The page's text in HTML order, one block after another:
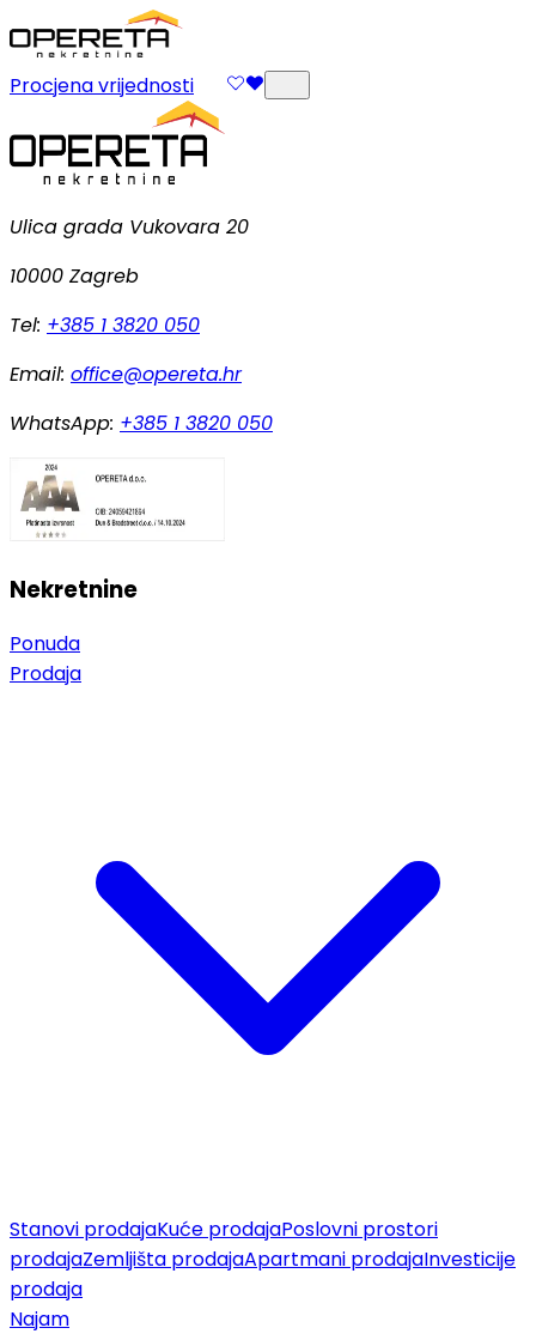
Procjena vrijednosti
Ulica grada Vukovara 20
10000 Zagreb
Tel: +385 1 3820 050
Email: office@opereta.hr
WhatsApp: +385 1 3820 050
Nekretnine
Ponuda
Prodaja
Stanovi prodajaKuće prodajaPoslovni prostori
prodajaZemljišta prodajaApartmani prodajaInvesticije
prodaja
Najam